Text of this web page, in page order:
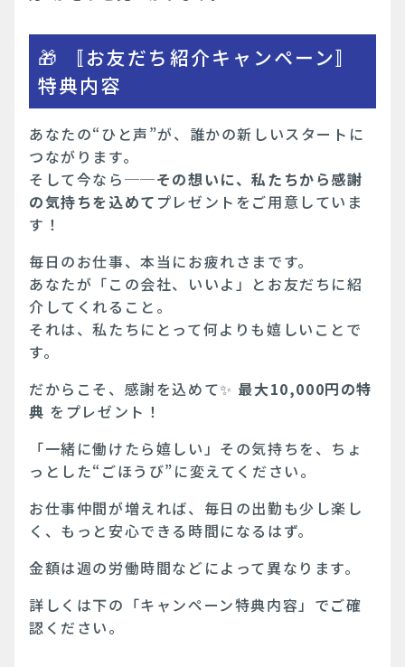
🎁 〚お友だち紹介キャンペーン〛
特典内容
あなたの“ひと声”が、誰かの新しいスタートに
つながります。
そして今なら──その想いに、私たちから感謝
の気持ちを込めて プレゼントをご用意していま
す！
毎日のお仕事、本当にお疲れさまです。
あなたが「この会社、いいよ」とお友だちに紹
介してくれること。
それは、私たちにとって何よりも嬉しいことで
す。
だからこそ、感謝を込めて✨ 最大10,000円の特
典 をプレゼント！
「一緒に働けたら嬉しい」その気持ちを、ちょ
っとした“ごほうび”に変えてください。
お仕事仲間が増えれば、毎日の出勤も少し楽し
く、もっと安心できる時間になるはず。
金額は週の労働時間などによって異なります。
詳しくは下の「キャンペーン特典内容」でご確
認ください。